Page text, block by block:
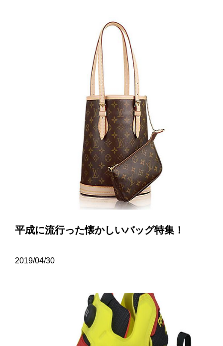
平成に流行った懐かしいバッグ特集！
2019/04/30